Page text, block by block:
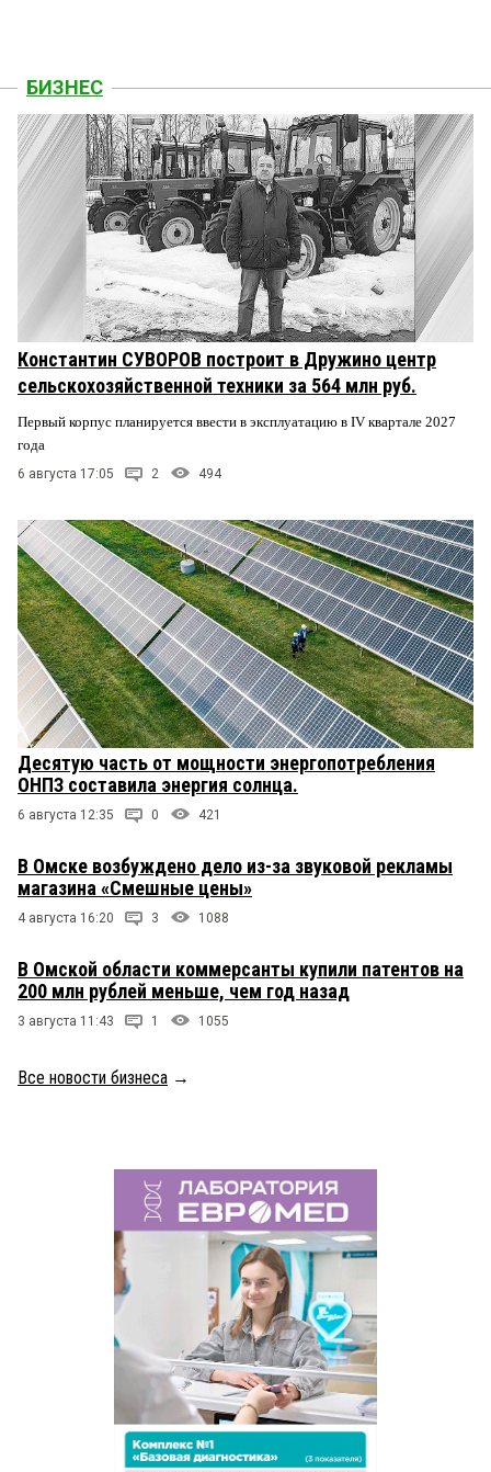
БИЗНЕС
Константин СУВОРОВ построит в Дружино центр
сельскохозяйственной техники за 564 млн руб.
Первый корпус планируется ввести в эксплуатацию в IV квартале 2027
года
6 августа 17:05 2 494
Десятую часть от мощности энергопотребления
ОНПЗ составила энергия солнца.
6 августа 12:35 0 421
В Омске возбуждено дело из-за звуковой рекламы
магазина «Смешные цены»
4 августа 16:20 3 1088
В Омской области коммерсанты купили патентов на
200 млн рублей меньше, чем год назад
3 августа 11:43 1 1055
Все новости бизнеса →